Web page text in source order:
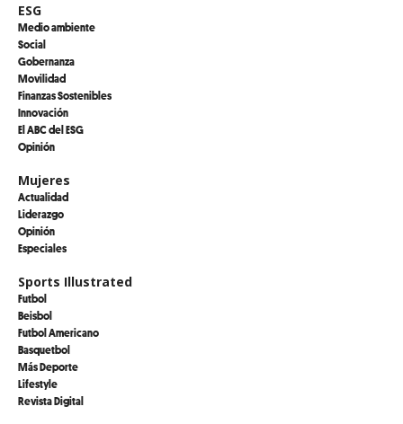
ESG
Medio ambiente
Social
Gobernanza
Movilidad
Finanzas Sostenibles
Innovación
El ABC del ESG
Opinión
Mujeres
Actualidad
Liderazgo
Opinión
Especiales
Sports Illustrated
Futbol
Beisbol
Futbol Americano
Basquetbol
Más Deporte
Lifestyle
Revista Digital